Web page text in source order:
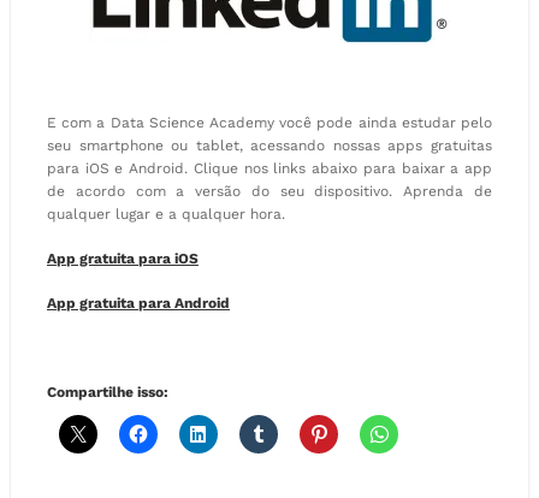
E com a Data Science Academy você pode ainda estudar pelo
seu smartphone ou tablet, acessando nossas apps gratuitas
para iOS e Android. Clique nos links abaixo para baixar a app
de acordo com a versão do seu dispositivo. Aprenda de
qualquer lugar e a qualquer hora.
App gratuita para iOS
App gratuita para Android
Compartilhe isso: